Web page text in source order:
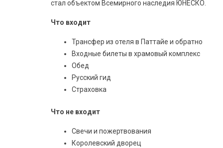
стал объектом Всемирного наследия ЮНЕСКО.
Что входит
Трансфер из отеля в Паттайе и обратно
Входные билеты в храмовый комплекс
Обед
Русский гид
Страховка
Что не входит
Свечи и пожертвования
Королевский дворец